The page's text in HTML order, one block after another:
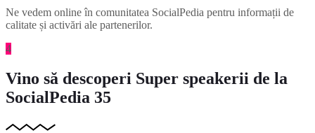
Ne vedem online în comunitatea SocialPedia pentru informații de
calitate și activări ale partenerilor.
4
Vino să descoperi Super speakerii de la
SocialPedia 35